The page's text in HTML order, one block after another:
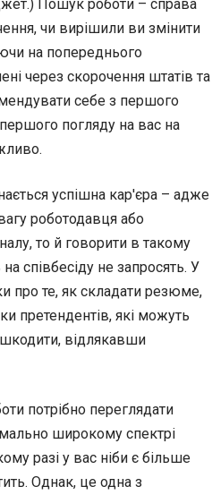
Пошук роботи – справа
чи вирішили ви змінити
на попереднього
через скорочення штатів та
себе з першого
погляду на вас на
успішна кар'єра – адже
роботодавця або
то й говорити в такому
співбесіду не запросять. У
про те, як складати резюме,
претендентів, які можуть
відлякавши
потрібно переглядати
широкому спектрі
разі у вас ніби є більше
Однак, це одна з